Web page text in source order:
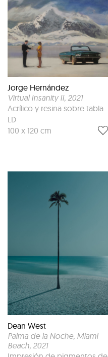
Jorge Hernández
Virtual Insanity II, 2021
Acrílico y resina sobre tabla
LD
100 x 120 cm
Dean West
Palma de la Noche, Miami
Beach, 2021